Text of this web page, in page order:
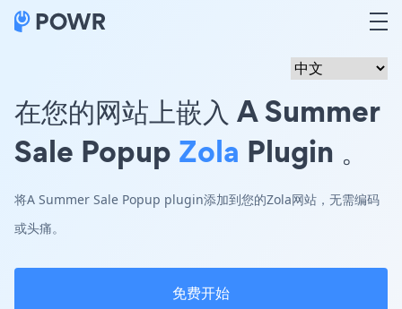
在您的网站上嵌入 A Summer
Sale Popup Zola Plugin 。
将A Summer Sale Popup plugin添加到您的Zola网站，无需编码
或头痛。
免费开始